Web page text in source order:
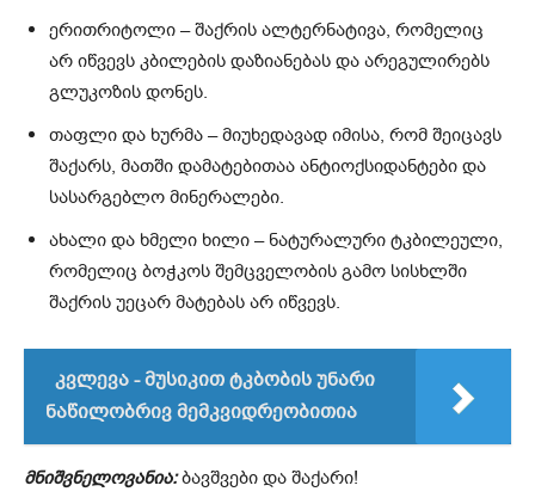
ერითრიტოლი – შაქრის ალტერნატივა, რომელიც
არ იწვევს კბილების დაზიანებას და არეგულირებს
გლუკოზის დონეს.
თაფლი და ხურმა – მიუხედავად იმისა, რომ შეიცავს
შაქარს, მათში დამატებითაა ანტიოქსიდანტები და
სასარგებლო მინერალები.
ახალი და ხმელი ხილი – ნატურალური ტკბილეული,
რომელიც ბოჭკოს შემცველობის გამო სისხლში
შაქრის უეცარ მატებას არ იწვევს.
კვლევა - მუსიკით ტკბობის უნარი
ნაწილობრივ მემკვიდრეობითია
მნიშვნელოვანია:ბავშვები და შაქარი!